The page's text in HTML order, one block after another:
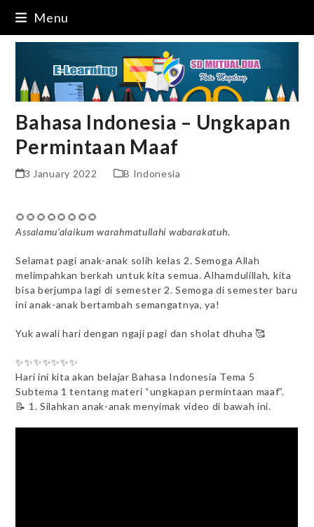
content
Menu
Bahasa Indonesia – Ungkapan
Permintaan Maaf
3 January 2022 B Indonesia
🌻🌻🌻🌻🌻🌻🌻🌻
Assalamu’alaikum warahmatullahi wabarakatuh.
Selamat pagi anak-anak solih kelas 2. Semoga Allah
melimpahkan berkah untuk kita semua. Alhamdulillah, kita
bisa berjumpa lagi di semester 2. Semoga di semester baru
ini anak-anak bertambah semangatnya, ya!
Yuk awali hari dengan ngaji pagi dan sholat dhuha 🥰
✨✨✨✨✨✨✨
Hari ini kita akan belajar Bahasa Indonesia Tema 5
Subtema 1 tentang materi “ungkapan permintaan maaf”.
📝 1. Silahkan anak-anak menyimak video di bawah ini.